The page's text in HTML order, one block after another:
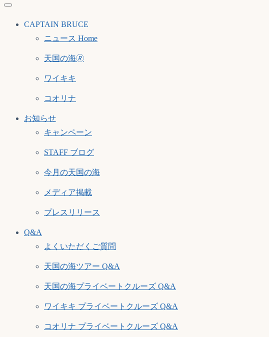
CAPTAIN BRUCE
ニュース Home
天国の海🄬
ワイキキ
コオリナ
お知らせ
キャンペーン
STAFF ブログ
今月の天国の海
メディア掲載
プレスリリース
Q&A
よくいただくご質問
天国の海ツアー Q&A
天国の海プライベートクルーズ Q&A
ワイキキ プライベートクルーズ Q&A
コオリナ プライベートクルーズ Q&A